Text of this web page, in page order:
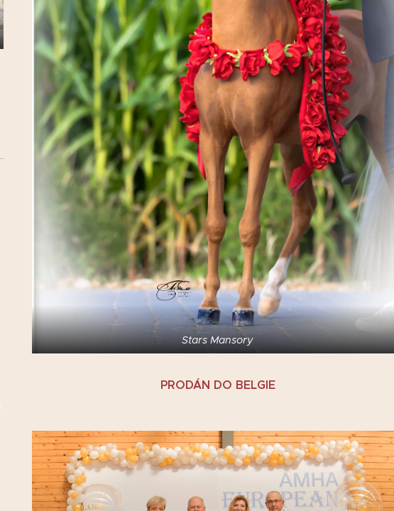
Stars Mansory
PRODÁN DO BELGIE